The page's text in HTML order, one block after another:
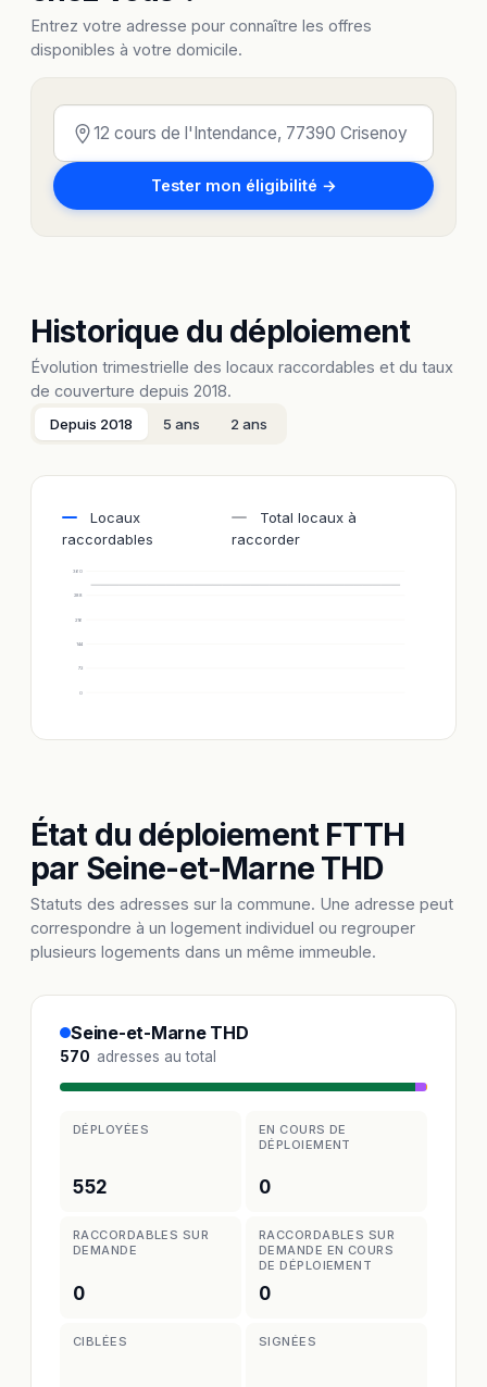
Entrez votre adresse pour connaître les offres
disponibles à votre domicile.
Tester mon éligibilité →
Historique du déploiement
Évolution trimestrielle des locaux raccordables et du taux
de couverture depuis 2018.
Depuis 2018 5 ans 2 ans
Locaux
raccordables
Total locaux à
raccorder
0
72
144
216
288
360
État du déploiement FTTH
par Seine-et-Marne THD
Statuts des adresses sur la commune. Une adresse peut
correspondre à un logement individuel ou regrouper
plusieurs logements dans un même immeuble.
Seine-et-Marne THD
570 adresses au total
DÉPLOYÉES
552
EN COURS DE
DÉPLOIEMENT
0
RACCORDABLES SUR
DEMANDE
0
RACCORDABLES SUR
DEMANDE EN COURS
DE DÉPLOIEMENT
0
CIBLÉES SIGNÉES